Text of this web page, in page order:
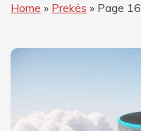
Home » Prekės » Page 16